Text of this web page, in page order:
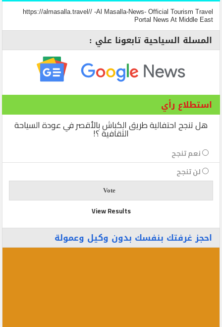
https://almasalla.travel// -Al Masalla-News- Official Tourism Travel
Portal News At Middle East
المسلة السياحية تابعونا علي :
استطلاع رأي
هل تنجح احتفالية طريق الكباش بالأقصر في عودة السياحة
الثقافية ؟!
نعم تنجح
لن تنجح
View Results
احجز غرفتك بنفسك بدون وكيل وعمولة